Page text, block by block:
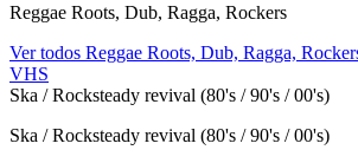
Reggae Roots, Dub, Ragga, Rockers
Ver todos Reggae Roots, Dub, Ragga,
VHS
Ska / Rocksteady revival (80's / 90's / 00's)
Ska / Rocksteady revival (80's / 90's / 00's)